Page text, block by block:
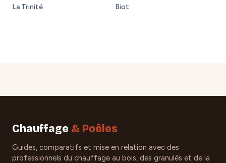
La Trinité Biot
Chauffage & Poêles
Guides, comparatifs et mise en relation avec des
professionnels du chauffage au bois, des granulés et de la